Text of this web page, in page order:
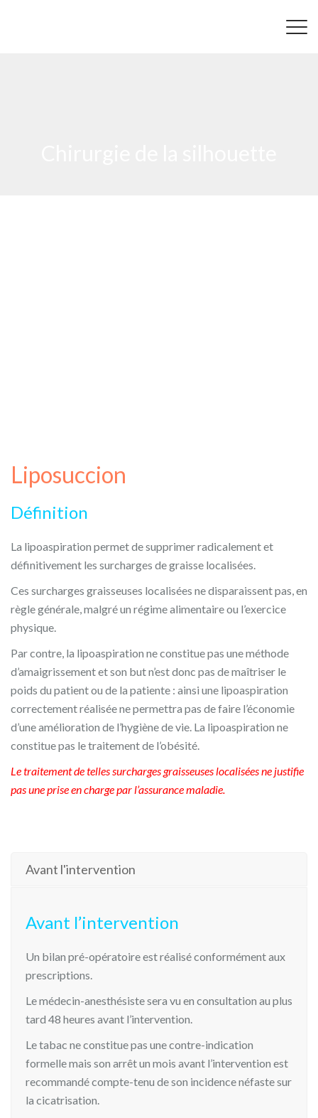
Liposuccion
Définition
La lipoaspiration permet de supprimer radicalement et
définitivement les surcharges de graisse localisées.
Ces surcharges graisseuses localisées ne disparaissent pas, en
règle générale, malgré un régime alimentaire ou l’exercice
physique.
Par contre, la lipoaspiration ne constitue pas une méthode
d’amaigrissement et son but n’est donc pas de maîtriser le
poids du patient ou de la patiente : ainsi une lipoaspiration
correctement réalisée ne permettra pas de faire l’économie
d’une amélioration de l’hygiène de vie. La lipoaspiration ne
constitue pas le traitement de l’obésité.
Le traitement de telles surcharges graisseuses localisées ne justifie
pas une prise en charge par l’assurance maladie.
Avant l'intervention
Avant l’intervention
Un bilan pré-opératoire est réalisé conformément aux
prescriptions.
Le médecin-anesthésiste sera vu en consultation au plus
tard 48 heures avant l’intervention.
Le tabac ne constitue pas une contre-indication
formelle mais son arrêt un mois avant l’intervention est
recommandé compte-tenu de son incidence néfaste sur
la cicatrisation.